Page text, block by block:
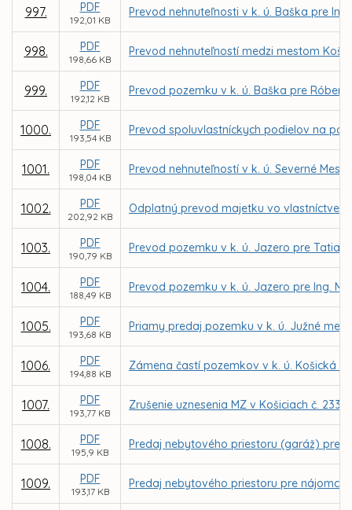
997. PDF
192,01 KB
Prevod nehnuteľnosti v k. ú. Baška pre
998. PDF
198,66 KB
Prevod nehnuteľností medzi mestom
999. PDF
192,12 KB
Prevod pozemku v k. ú. Baška pre
1000. PDF
193,54 KB
Prevod spoluvlastníckych podielov na
1001. PDF
198,04 KB
Prevod nehnuteľností v k. ú. Severné
1002. PDF
202,92 KB
Odplatný prevod majetku vo vlastníctve
1003. PDF
190,79 KB
Prevod pozemku v k. ú. Jazero pre
1004. PDF
188,49 KB
Prevod pozemku v k. ú. Jazero pre Ing.
1005. PDF
193,68 KB
Priamy predaj pozemku v k. ú. Južné
1006. PDF
194,88 KB
Zámena častí pozemkov v k. ú. Košická
1007. PDF
193,77 KB
Zrušenie uznesenia MZ v Košiciach č. 233
1008. PDF
195,9 KB
Predaj nebytového priestoru (garáž) pre
1009. PDF
193,17 KB
Predaj nebytového priestoru pre nájomcu